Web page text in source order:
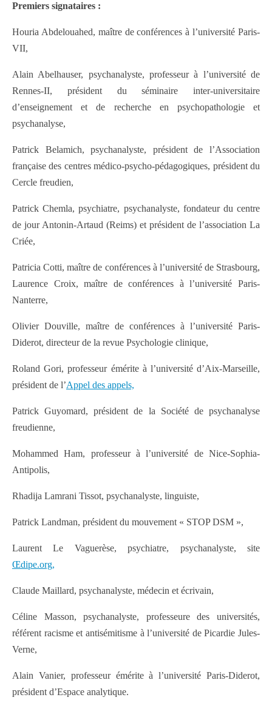
Premiers signataires :
Houria Abdel­ouahed, maître de conférences à l’université Paris-
VII,
Alain Abelhauser, psychanalyste, professeur à l’université de
Rennes-II, président du séminaire inter-universitaire
d’enseignement et de recherche en psychopathologie et
psychanalyse,
Patrick Belamich, psychanalyste, président de l’Association
française des centres médico-psycho-pédagogiques, président du
Cercle freudien,
Patrick Chemla, psychiatre, psychanalyste, fondateur du centre
de jour Antonin-Artaud (Reims) et président de l’association La
Criée,
Patricia Cotti, maître de conférences à l’université de Strasbourg,
Laurence Croix, maître de conférences à l’université Paris-
Nanterre,
Olivier Douville, maître de conférences à l’université Paris-
Diderot, directeur de la revue Psychologie clinique,
Roland Gori, professeur émérite à l’université d’Aix-Marseille,
président de l’Appel des appels,
Patrick Guyomard, président de la Société de psychanalyse
freudienne,
Mohammed Ham, professeur à l’université de Nice-Sophia-
Antipolis,
Rhadija Lamrani Tissot, psychanalyste, linguiste,
Patrick Landman, président du mouvement « STOP DSM »,
Laurent Le Vaguerèse, psychiatre, psychanalyste, site
Œdipe.org,
Claude Maillard, psychanalyste, médecin et écrivain,
Céline Masson, psychanalyste, professeure des universités,
référent racisme et antisémitisme à l’université de Picardie Jules-
Verne,
Alain Vanier, professeur émérite à l’université Paris-Diderot,
président d’Espace analytique.